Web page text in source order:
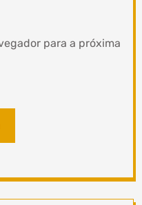
para a próxima